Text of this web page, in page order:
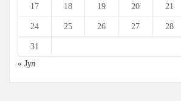
17 18 19 20 21
24 25 26 27 28
31
« Јул